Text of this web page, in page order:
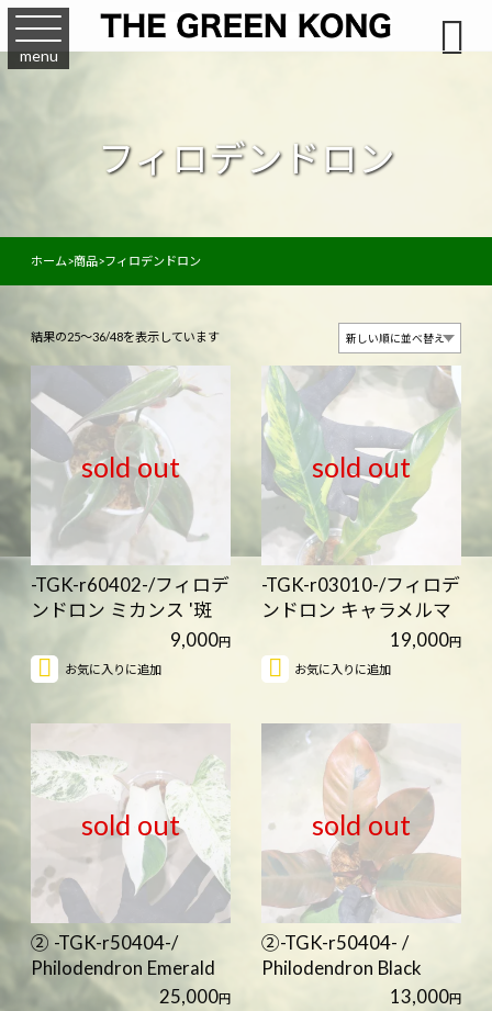
menu 
フィロデンドロン
ホーム>商品>フィロデンドロン
結果の25～36/48を表示しています新
順
sold out
-TGK-r60402-/フィロデ
ンドロン ミカンス '斑
9,000円
お気に入りに追加
sold out
-TGK-r03010-/フィロデ
ンドロン キャラメルマ
19,000円
お気に入りに追加
sold out
② -TGK-r50404-/
Philodendron Emerald
Ice/ フ…
25,000円
sold out
②-TGK-r50404- /
Philodendron Black
13,000円